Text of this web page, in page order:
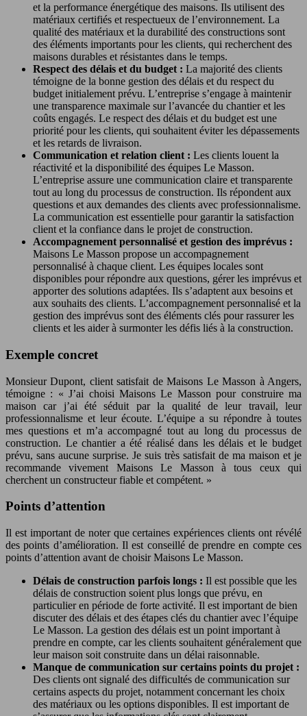
et la performance énergétique des maisons. Ils utilisent des
matériaux certifiés et respectueux de l’environnement. La
qualité des matériaux et la durabilité des constructions sont
des éléments importants pour les clients, qui recherchent des
maisons durables et résistantes dans le temps.
Respect des délais et du budget : La majorité des clients
témoigne de la bonne gestion des délais et du respect du
budget initialement prévu. L’entreprise s’engage à maintenir
une transparence maximale sur l’avancée du chantier et les
coûts engagés. Le respect des délais et du budget est une
priorité pour les clients, qui souhaitent éviter les dépassements
et les retards de livraison.
Communication et relation client : Les clients louent la
réactivité et la disponibilité des équipes Le Masson.
L’entreprise assure une communication claire et transparente
tout au long du processus de construction. Ils répondent aux
questions et aux demandes des clients avec professionnalisme.
La communication est essentielle pour garantir la satisfaction
client et la confiance dans le projet de construction.
Accompagnement personnalisé et gestion des imprévus :
Maisons Le Masson propose un accompagnement
personnalisé à chaque client. Les équipes locales sont
disponibles pour répondre aux questions, gérer les imprévus et
apporter des solutions adaptées. Ils s’adaptent aux besoins et
aux souhaits des clients. L’accompagnement personnalisé et la
gestion des imprévus sont des éléments clés pour rassurer les
clients et les aider à surmonter les défis liés à la construction.
Exemple concret
Monsieur Dupont, client satisfait de Maisons Le Masson à Angers,
témoigne : « J’ai choisi Maisons Le Masson pour construire ma
maison car j’ai été séduit par la qualité de leur travail, leur
professionnalisme et leur écoute. L’équipe a su répondre à toutes
mes questions et m’a accompagné tout au long du processus de
construction. Le chantier a été réalisé dans les délais et le budget
prévu, sans aucune surprise. Je suis très satisfait de ma maison et je
recommande vivement Maisons Le Masson à tous ceux qui
cherchent un constructeur fiable et compétent. »
Points d’attention
Il est important de noter que certaines expériences clients ont révélé
des points d’amélioration. Il est conseillé de prendre en compte ces
points d’attention avant de choisir Maisons Le Masson.
Délais de construction parfois longs : Il est possible que les
délais de construction soient plus longs que prévu, en
particulier en période de forte activité. Il est important de bien
discuter des délais et des étapes clés du chantier avec l’équipe
Le Masson. La gestion des délais est un point important à
prendre en compte, car les clients souhaitent généralement que
leur maison soit construite dans un délai raisonnable.
Manque de communication sur certains points du projet :
Des clients ont signalé des difficultés de communication sur
certains aspects du projet, notamment concernant les choix
des matériaux ou les options disponibles. Il est important de